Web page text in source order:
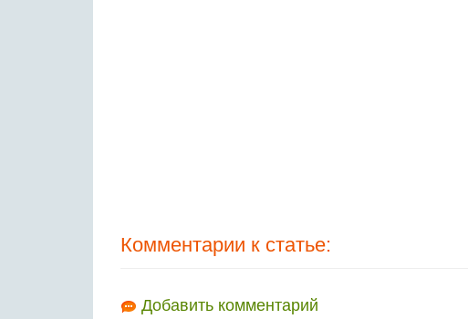
Комментарии к статье:
Добавить комментарий